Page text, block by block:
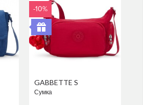
-10%
GABBETTE S
Сумка